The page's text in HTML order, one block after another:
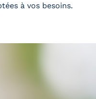
à vos besoins.